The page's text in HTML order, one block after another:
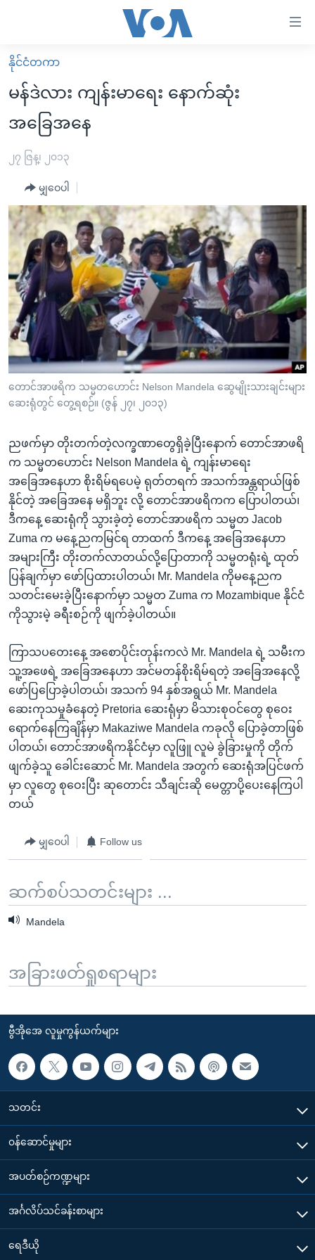
လွယ်ကူ
စေ
များ
အကြောင်းအရာ
သို့
ကျော်
ကြည့်
ရန်
ပင်မ
အ
ညွန်း
စာမျက်နှာ
သို့
ရှာဖွေ
နေရာ
သို့
မူလစာမျက်နှာ
မြန်မာ
ကမ္ဘာ့သတင်းများ
နိုင်ငံတကာ
အစ္စရေး-ပါလက်စတိုင်း
ဗွီဒီယို
ရပ်ဝန်းတခု လမ်းတခု အလွန်
အင်္ဂလိပ်စာလေ့လာမယ်
အမေရိကန်သုံးအီဒီယံ
မကြေးမုံရဲ့ အင်္ဂလိပ်စာ
ရုပ်ရှင်ထဲက အင်္ဂလိပ်စာ
သုတပဒေသာ အင်္ဂလိပ်စာ
အပတ်စဉ်ကဏ္ဍများ
ရေဒီယို
တီဗွီ
ရေဒီယိုနှင့်ရုပ်သံ အချက်အလက်များ
ရေဒီယို/တီဗွီအစီအစဉ်
Learning English
ဗွီအိုအေ လူမှုကွန်ယက်များ
ဘာသာစကားများ
နိုင်ငံတကာ
မန်ဒဲလား ကျန်းမာရေး နောက်ဆုံး
အခြေအနေ
၂၇ ဇြန္၊ ၂၀၁၃
မျှဝေပါ
တောင်အာဖရိက သမ္မတဟောင်း Nelson Mandela ဆွေမျိုးသားချင်းများ
ဆေးရုံတွင် တွေ့ရစဉ်။ (ဇွန် ၂၇၊ ၂၀၁၃)
ညဖက်မှာ တိုးတက်တဲ့လက္ခဏာတွေရှိခဲ့ပြီးနောက် တောင်အာဖရိ
က သမ္မတဟောင်း Nelson Mandela ရဲ့ ကျန်းမာရေး
အခြေအနေဟာ စိုးရိမ်ရပေမဲ့ ရုတ်တရက် အသက်အန္တရာယ်ဖြစ်
နိုင်တဲ့ အခြေအနေ မရှိဘူး လို့ တောင်အာဖရိကက ပြောပါတယ်၊
ဒီကနေ့ ဆေးရုံကို သွားခဲ့တဲ့ တောင်အာဖရိက သမ္မတ Jacob
Zuma က မနေ့ညကမြင်ရ တာထက် ဒီကနေ့ အခြေအနေဟာ
အများကြီး တိုးတက်လာတယ်လို့ပြောတာကို သမ္မတရုံးရဲ့ ထုတ်
ပြန်ချက်မှာ ဖော်ပြထားပါတယ်၊ Mr. Mandela ကိုမနေ့ညက
သတင်းမေးခဲ့ပြီးနောက်မှာ သမ္မတ Zuma က Mozambique နိုင်ငံ
ကိုသွားမဲ့ ခရီးစဉ်ကို ဖျက်ခဲ့ပါတယ်။
ကြာသပတေးနေ့ အစောပိုင်းတုန်းကလဲ Mr. Mandela ရဲ့ သမီးက
သူ့အဖေရဲ့ အခြေအနေဟာ အင်မတန်စိုးရိမ်ရတဲ့ အခြေအနေလို့
ဖော်ပြပြောခဲ့ပါတယ်၊ အသက် 94 နှစ်အရွယ် Mr. Mandela
ဆေးကုသမှုခံနေတဲ့ Pretoria ဆေးရုံမှာ မိသားစုဝင်တွေ စုဝေး
ရောက်နေကြချိန်မှာ Makaziwe Mandela ကခုလို ပြောခဲ့တာဖြစ်
ပါတယ်၊ တောင်အာဖရိကနိုင်ငံမှာ လူဖြူ လူမဲ ခွဲခြားမှုကို တိုက်
ဖျက်ခဲ့သူ ခေါင်းဆောင် Mr. Mandela အတွက် ဆေးရုံအပြင်ဖက်
မှာ လူတွေ စုဝေးပြီး ဆုတောင်း သီချင်းဆို မေတ္တာပို့ပေးနေကြပါ
တယ်
မျှဝေပါ Follow us
ဆက်စပ်သတင်းများ ...
Mandela
အခြားဖတ်ရှုစရာများ
ဗွီအိုအေ လူမှုကွန်ယက်များ
သတင်း
၀န်ဆောင်မှုများ
အပတ်စဉ်ကဏ္ဍများ
အင်္ဂလိပ်သင်ခန်းစာများ
ရေဒီယို